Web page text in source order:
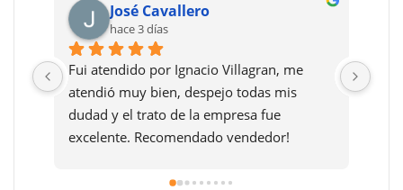
José Cavallero
hace 3 días
Fui atendido por Ignacio Villagran, me
atendió muy bien, despejo todas mis
dudad y el trato de la empresa fue
excelente. Recomendado vendedor!
Le
el